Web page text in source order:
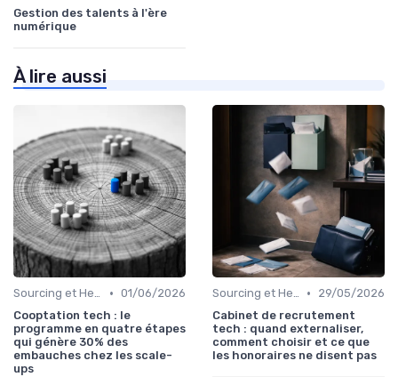
Gestion des talents à l'ère
numérique
À lire aussi
Sourcing et Headhunting • 01/06/2026
Cooptation tech : le
programme en quatre étapes
qui génère 30% des
embauches chez les scale-
ups
Sourcing et Headhunting •
29/05/2026
Cabinet de recrutement
tech : quand externaliser,
comment choisir et ce que
les honoraires ne disent pas